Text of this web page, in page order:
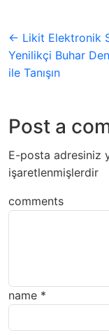
← Likit Elektronik
Yenilikçi Buhar
ile Tanışın
Post a
E-posta adresiniz
işaretlenmişlerdir
comments
name *